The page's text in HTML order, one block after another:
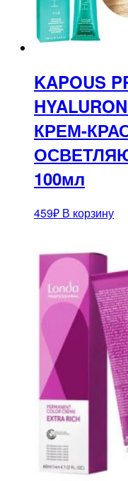
KAPOUS
КРЕМ-
100мл
459₽ В корзину